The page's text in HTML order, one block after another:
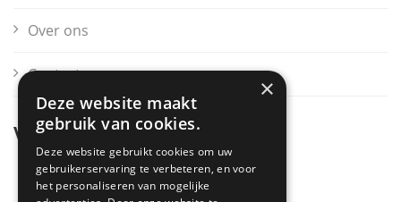
Over ons
Contact
Voor bedrijven
×
Deze website maakt
gebruik van cookies.
Deze website gebruikt cookies om uw
gebruikerservaring te verbeteren, en voor
het personaliseren van mogelijke